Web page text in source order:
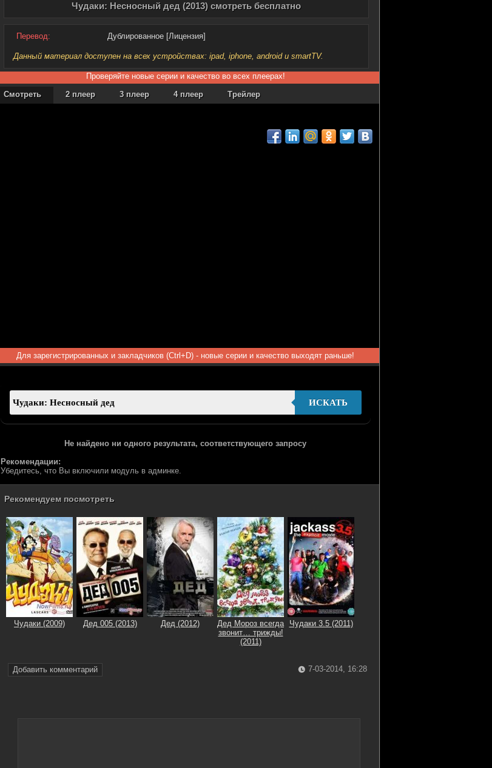
Чудаки: Несносный дед (2013) смотреть бесплатно
Перевод: Дублированное [Лицензия]
Данный материал доступен на всех устройствах: ipad, iphone, android и smartTV.
Проверяйте новые серии и качество во всех плеерах!
Смотреть
2 плеер 3 плеер 4 плеер Трейлер
Для зарегистрированных и закладчиков (Ctrl+D) - новые серии и качество выходят раньше!
ИСКАТЬ
Не найдено ни одного результата, соответствующего запросу
Рекомендации:
Убедитесь, что Вы включили модуль в админке.
Рекомендуем посмотреть
Чудаки (2009) Дед 005 (2013) Дед (2012)
Дед Мороз всегда
звонит… трижды!
(2011)
Чудаки 3.5 (2011)
Добавить комментарий 7-03-2014, 16:28